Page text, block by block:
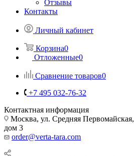
Отзывы
Контакты
Личный кабинет
Корзина0
Отложенные0
Сравнение товаров0
+7 495 032-76-32
Контактная информация
Москва, ул. Средняя Первомайская,
дом 3
order@verta-tara.com